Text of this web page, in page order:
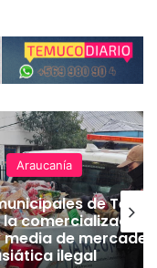
Araucanía
de
comercialización
de
ilegal